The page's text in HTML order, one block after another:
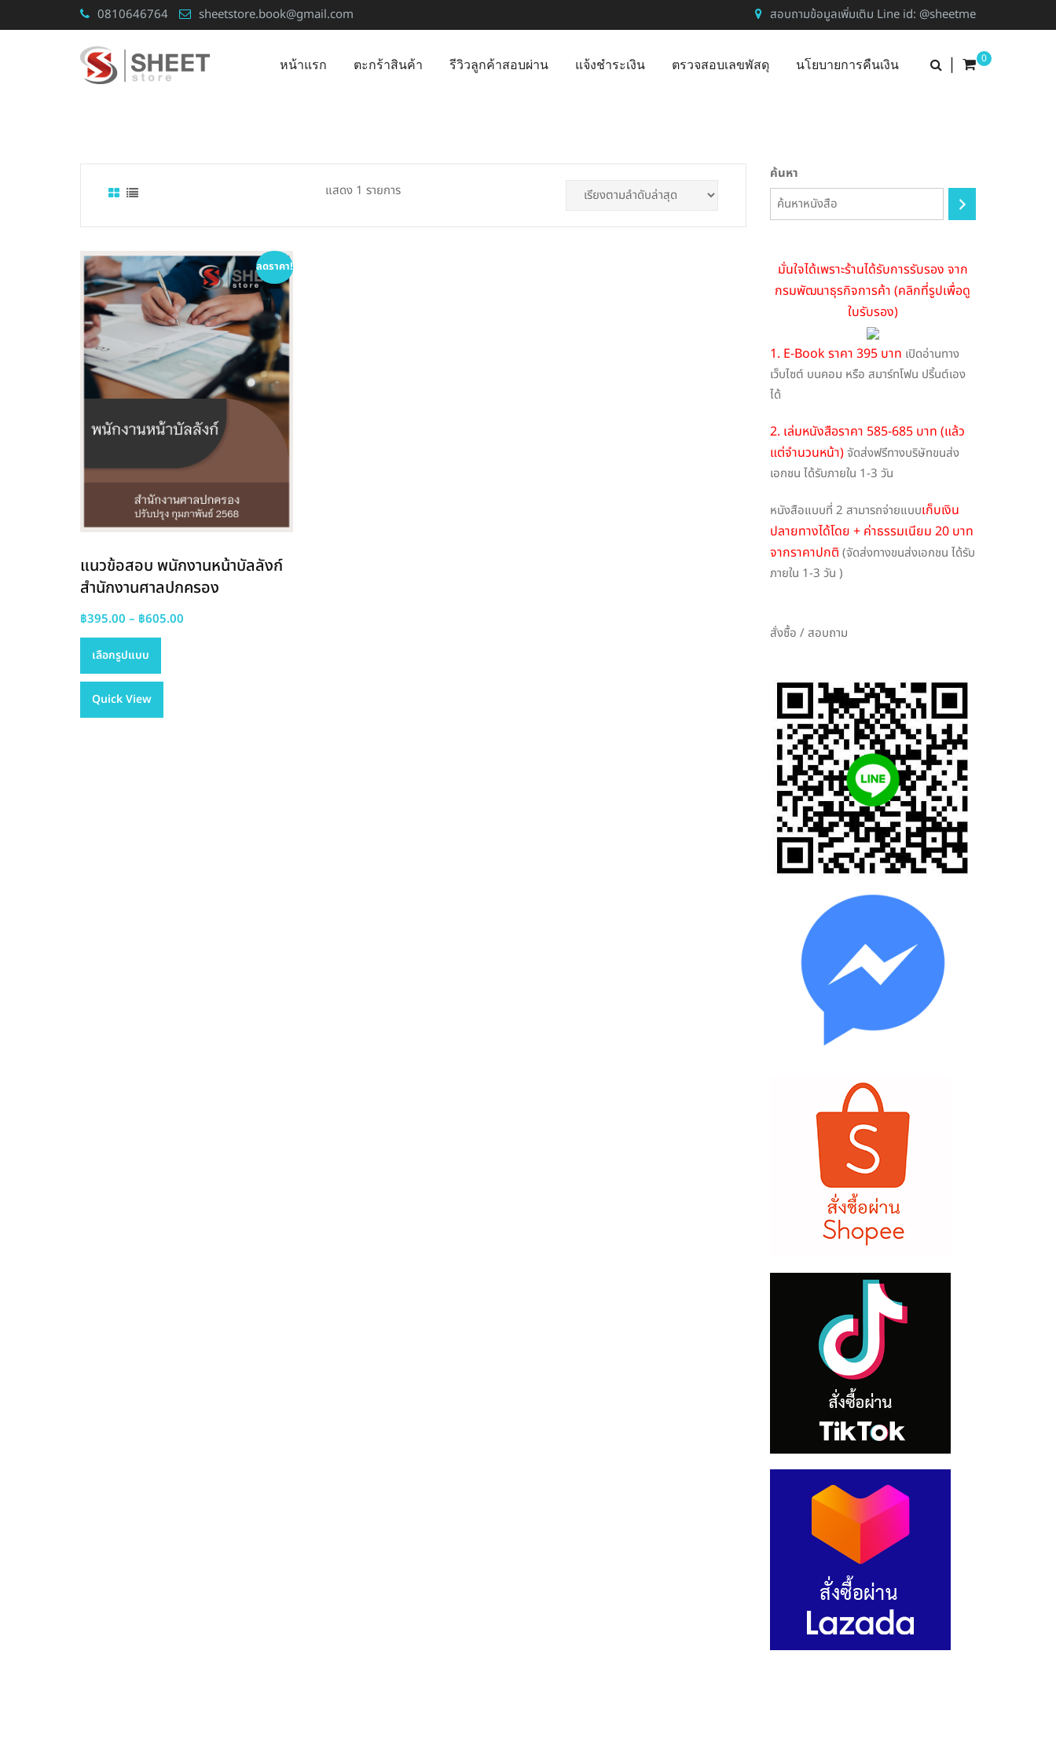
to
0810646764 sheetstore.book@gmail.com สอบถามข้อมูลเพิ่มเติม Line id: @sheetme
0
|
หน้าแรก ตะกร้าสินค้า รีวิวลูกค้าสอบผ่าน แจ้งชำระเงิน ตรวจสอบเลขพัสดุ นโยบายการคืนเงิน
แสดง 1 รายการ
ลดราคา!
แนวข้อสอบ พนักงานหน้าบัลลังก์
สำนักงานศาลปกครอง
฿395.00 – ฿605.00
เลือกรูปแบบ
This
has
variants.
Quick View
ค้นหา
มั่นใจได้เพราะร้านได้รับการรับรอง จาก
กรมพัฒนาธุรกิจการค้า (คลิกที่รูปเพื่อดู
ใบรับรอง)
1. E-Book ราคา 395 บาท เปิดอ่านทาง
เว็บไซต์ บนคอม หรือ สมาร์ทโฟน ปริ้นต์เอง
ได้
2. เล่มหนังสือราคา 585-685 บาท (แล้ว
แต่จำนวนหน้า)จัดส่งฟรีทางบริษัทขนส่ง
เอกชน ได้รับภายใน 1-3 วัน
หนังสือแบบที่ 2 สามารถจ่ายแบบเก็บเงิน
ปลายทางได้โดย + ค่าธรรมเนียม 20 บาท
จากราคาปกติ (จัดส่งทางขนส่งเอกชน ได้รับ
ภายใน 1-3 วัน )
สั่งซื้อ / สอบถาม